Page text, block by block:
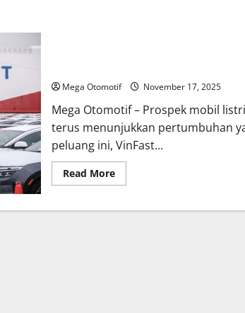
Mega Otomotif November 17, 2025
Mega Otomotif – Prospek mobil
terus menunjukkan pertumbuhan
peluang ini, VinFast...
Read MoreRead
more
Cerah